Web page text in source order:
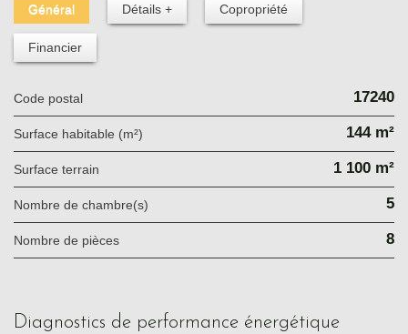
Général Détails + Copropriété
Financier
Code postal 17240
Surface habitable (m²) 144 m²
surface terrain 1 100 m²
Nombre de chambre(s) 5
Nombre de pièces 8
diagnostics de performance énergétique